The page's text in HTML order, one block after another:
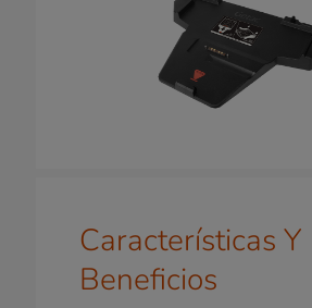
Características Y
Beneficios